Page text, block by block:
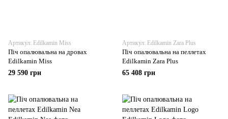
Артикул: Edilkamin Miss
Піч опалювальна на дровах
Edilkamin Miss
29 590 грн
Артикул: Edilkamin Zara Plus
Піч опалювальна на пеллетах
Edilkamin Zara Plus
65 408 грн